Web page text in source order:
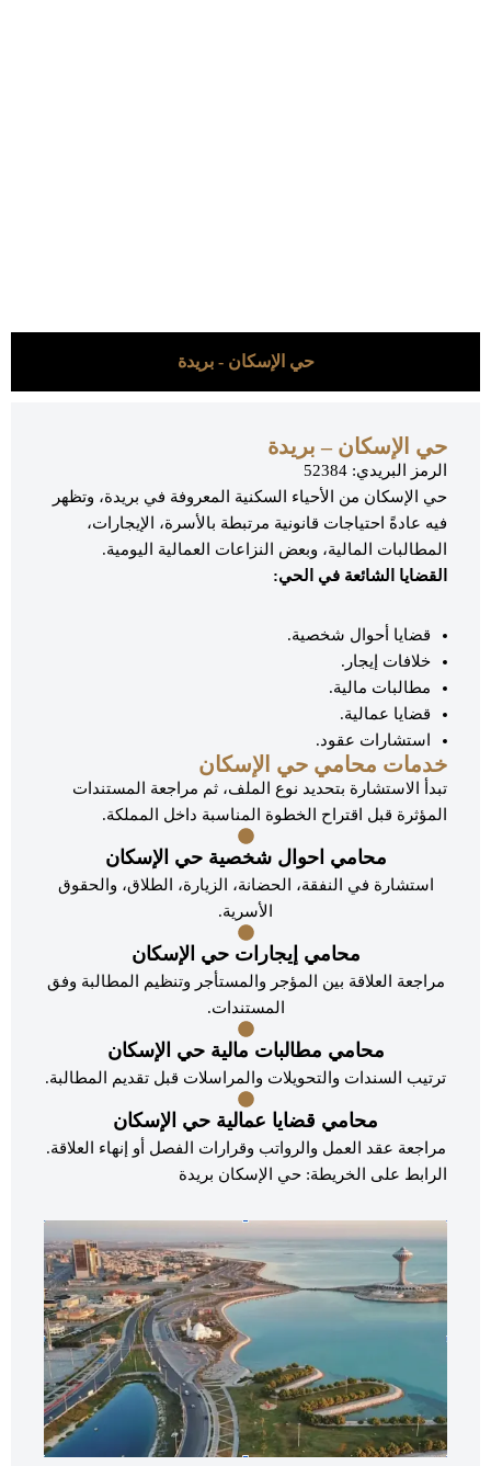
حي الإسكان - بريدة
حي الإسكان – بريدة
الرمز البريدي: 52384
حي الإسكان من الأحياء السكنية المعروفة في بريدة، وتظهر
فيه عادةً احتياجات قانونية مرتبطة بالأسرة، الإيجارات،
المطالبات المالية، وبعض النزاعات العمالية اليومية.
القضايا الشائعة في الحي:
قضايا أحوال شخصية.
خلافات إيجار.
مطالبات مالية.
قضايا عمالية.
استشارات عقود.
خدمات محامي حي الإسكان
تبدأ الاستشارة بتحديد نوع الملف، ثم مراجعة المستندات
المؤثرة قبل اقتراح الخطوة المناسبة داخل المملكة.
محامي احوال شخصية حي الإسكان
استشارة في النفقة، الحضانة، الزيارة، الطلاق، والحقوق
الأسرية.
محامي إيجارات حي الإسكان
مراجعة العلاقة بين المؤجر والمستأجر وتنظيم المطالبة وفق
المستندات.
محامي مطالبات مالية حي الإسكان
ترتيب السندات والتحويلات والمراسلات قبل تقديم المطالبة.
محامي قضايا عمالية حي الإسكان
مراجعة عقد العمل والرواتب وقرارات الفصل أو إنهاء العلاقة.
الرابط على الخريطة: حي الإسكان بريدة